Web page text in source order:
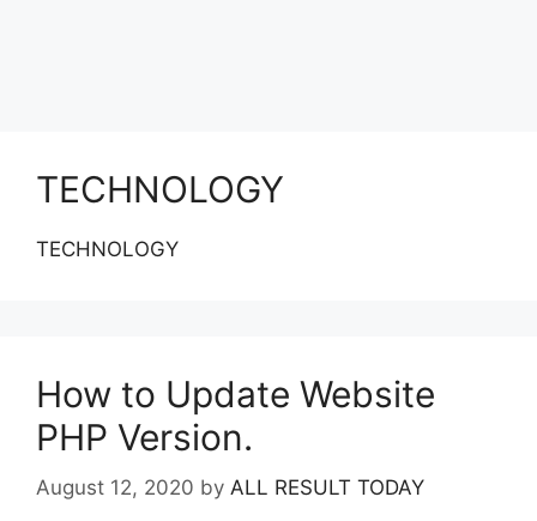
TECHNOLOGY
TECHNOLOGY
How to Update Website
PHP Version.
August 12, 2020 by ALL RESULT TODAY